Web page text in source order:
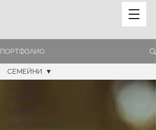
ПОРТФОЛИО
КОРПОРАТИВНИ
СЕМЕЙНИ